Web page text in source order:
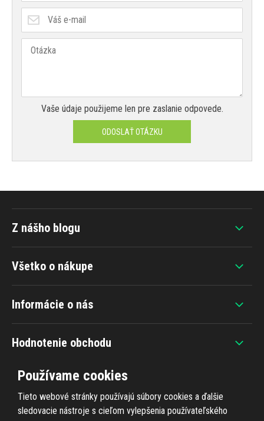
Vaše údaje použijeme len pre zaslanie odpovede.
ODOSLAŤ OTÁZKU
Všetko o nákupe
Informácie o nás
Hodnotenie obchodu
Z nášho blogu
Používame cookies
Tieto webové stránky používajú súbory cookies a ďalšie
sledovacie nástroje s cieľom vylepšenia používateľského